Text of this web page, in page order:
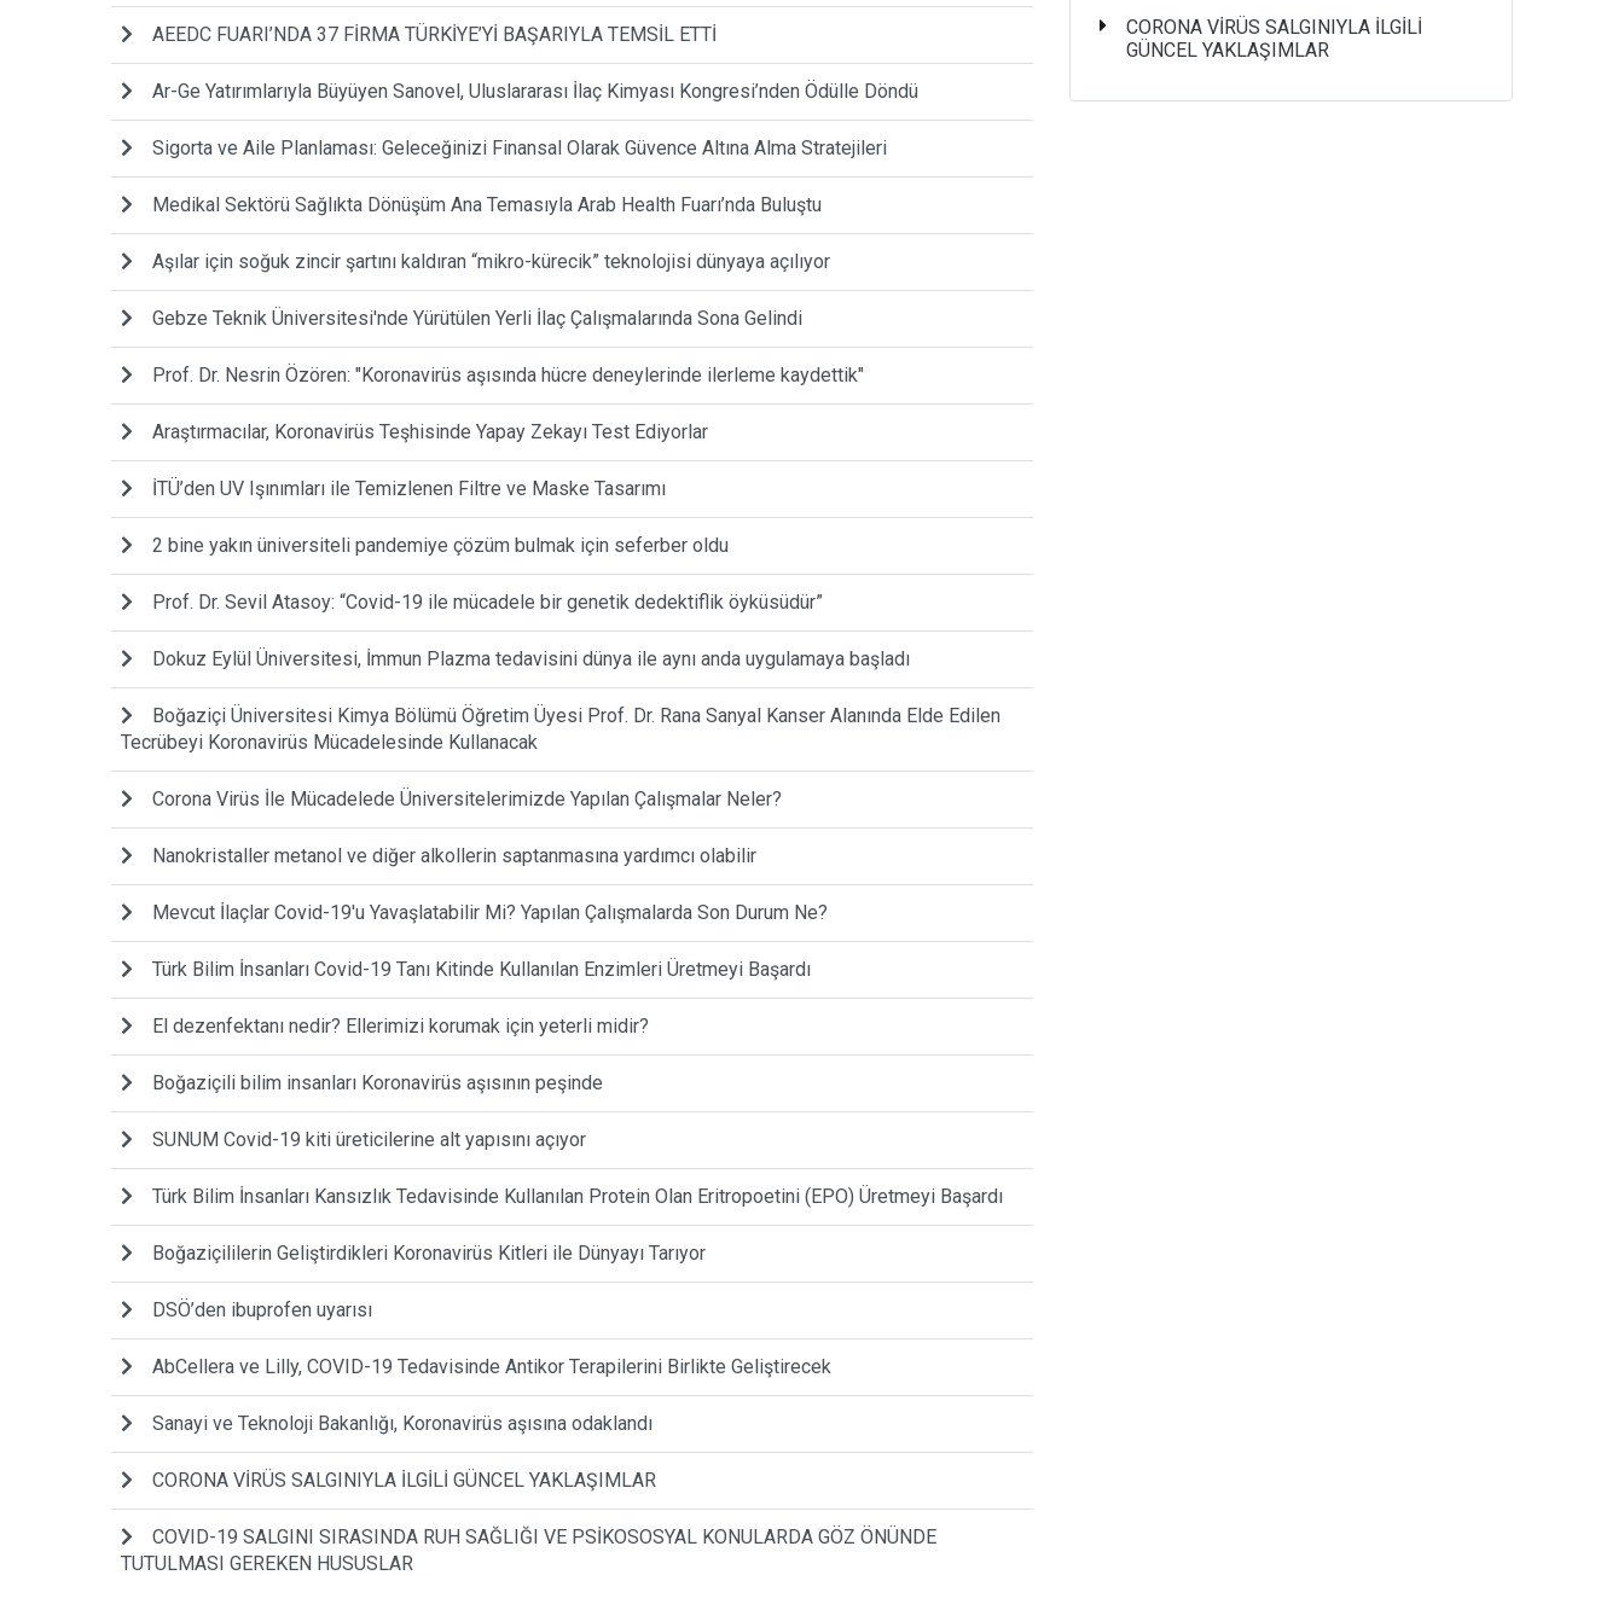
AEEDC FUARI’NDA 37 FİRMA TÜRKİYE’Yİ BAŞARIYLA TEMSİL ETTİ
Ar-Ge Yatırımlarıyla Büyüyen Sanovel, Uluslararası İlaç Kimyası Kongresi’nden Ödülle Döndü
Sigorta ve Aile Planlaması: Geleceğinizi Finansal Olarak Güvence Altına Alma Stratejileri
Medikal Sektörü Sağlıkta Dönüşüm Ana Temasıyla Arab Health Fuarı’nda Buluştu
Aşılar için soğuk zincir şartını kaldıran “mikro-kürecik” teknolojisi dünyaya açılıyor
Gebze Teknik Üniversitesi'nde Yürütülen Yerli İlaç Çalışmalarında Sona Gelindi
Prof. Dr. Nesrin Özören: "Koronavirüs aşısında hücre deneylerinde ilerleme kaydettik"
Araştırmacılar, Koronavirüs Teşhisinde Yapay Zekayı Test Ediyorlar
İTÜ’den UV Işınımları ile Temizlenen Filtre ve Maske Tasarımı
2 bine yakın üniversiteli pandemiye çözüm bulmak için seferber oldu
Prof. Dr. Sevil Atasoy: “Covid-19 ile mücadele bir genetik dedektiflik öyküsüdür”
Dokuz Eylül Üniversitesi, İmmun Plazma tedavisini dünya ile aynı anda uygulamaya başladı
Boğaziçi Üniversitesi Kimya Bölümü Öğretim Üyesi Prof. Dr. Rana Sanyal Kanser Alanında Elde Edilen
Tecrübeyi Koronavirüs Mücadelesinde Kullanacak
Corona Virüs İle Mücadelede Üniversitelerimizde Yapılan Çalışmalar Neler?
Nanokristaller metanol ve diğer alkollerin saptanmasına yardımcı olabilir
Mevcut İlaçlar Covid-19'u Yavaşlatabilir Mi? Yapılan Çalışmalarda Son Durum Ne?
Türk Bilim İnsanları Covid-19 Tanı Kitinde Kullanılan Enzimleri Üretmeyi Başardı
El dezenfektanı nedir? Ellerimizi korumak için yeterli midir?
Boğaziçili bilim insanları Koronavirüs aşısının peşinde
SUNUM Covid-19 kiti üreticilerine alt yapısını açıyor
Türk Bilim İnsanları Kansızlık Tedavisinde Kullanılan Protein Olan Eritropoetini (EPO) Üretmeyi Başardı
Boğaziçililerin Geliştirdikleri Koronavirüs Kitleri ile Dünyayı Tarıyor
DSÖ’den ibuprofen uyarısı
AbCellera ve Lilly, COVID-19 Tedavisinde Antikor Terapilerini Birlikte Geliştirecek
Sanayi ve Teknoloji Bakanlığı, Koronavirüs aşısına odaklandı
CORONA VİRÜS SALGINIYLA İLGİLİ GÜNCEL YAKLAŞIMLAR
COVID-19 SALGINI SIRASINDA RUH SAĞLIĞI VE PSİKOSOSYAL KONULARDA GÖZ ÖNÜNDE
TUTULMASI GEREKEN HUSUSLAR
CORONA VİRÜS SALGINIYLA İLGİLİ
GÜNCEL YAKLAŞIMLAR